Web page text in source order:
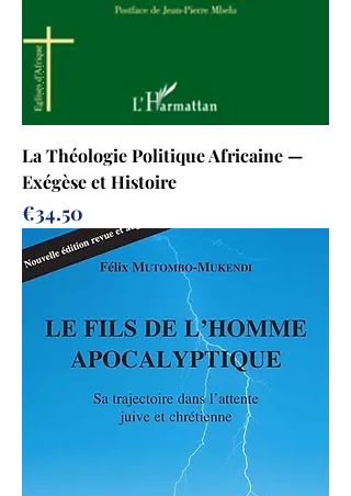
La Théologie Politique Africaine —
Exégèse et Histoire
Prix
€34.50